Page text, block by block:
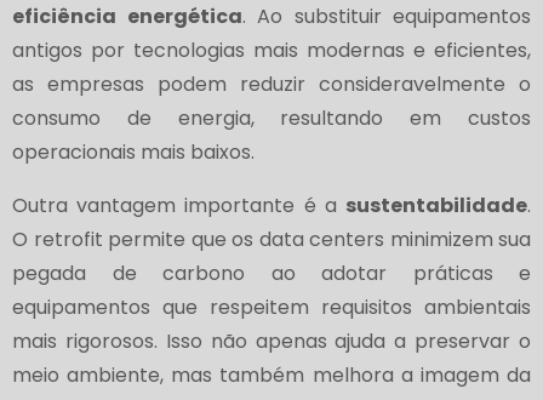
eficiência energética. Ao substituir equipamentos
antigos por tecnologias mais modernas e eficientes,
as empresas podem reduzir consideravelmente o
consumo de energia, resultando em custos
operacionais mais baixos.
Outra vantagem importante é a sustentabilidade.
O retrofit permite que os data centers minimizem sua
pegada de carbono ao adotar práticas e
equipamentos que respeitem requisitos ambientais
mais rigorosos. Isso não apenas ajuda a preservar o
meio ambiente, mas também melhora a imagem da